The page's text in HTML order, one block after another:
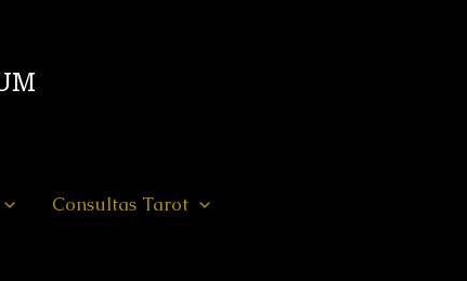
Consultas Tarot